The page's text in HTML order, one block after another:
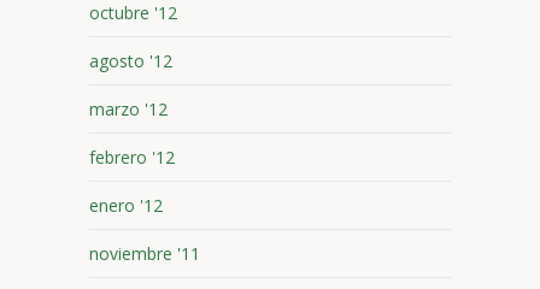
octubre '12
agosto '12
marzo '12
febrero '12
enero '12
noviembre '11